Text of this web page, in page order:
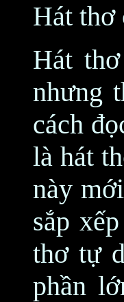
Hát thơ
Hát
nhưng
cách
là hát
này
sắp
thơ tự
phần